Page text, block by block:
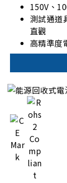
150V、
測試通道
直觀
高精準度
穩不中斷
適用電